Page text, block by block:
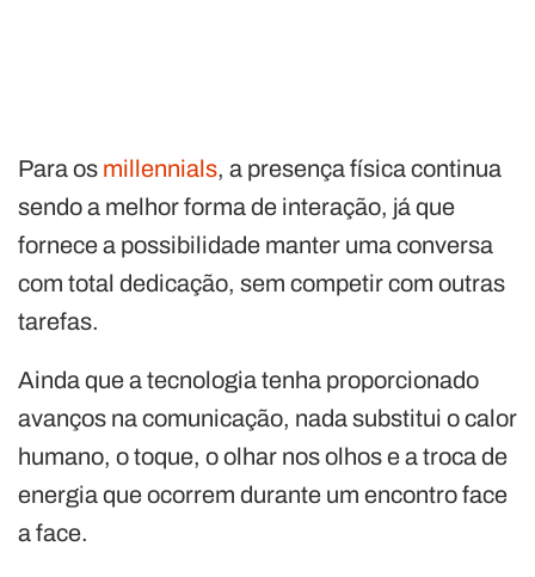
Para os millennials, a presença física continua
sendo a melhor forma de interação, já que
fornece a possibilidade manter uma conversa
com total dedicação, sem competir com outras
tarefas.
Ainda que a tecnologia tenha proporcionado
avanços na comunicação, nada substitui o calor
humano, o toque, o olhar nos olhos e a troca de
energia que ocorrem durante um encontro face
a face.